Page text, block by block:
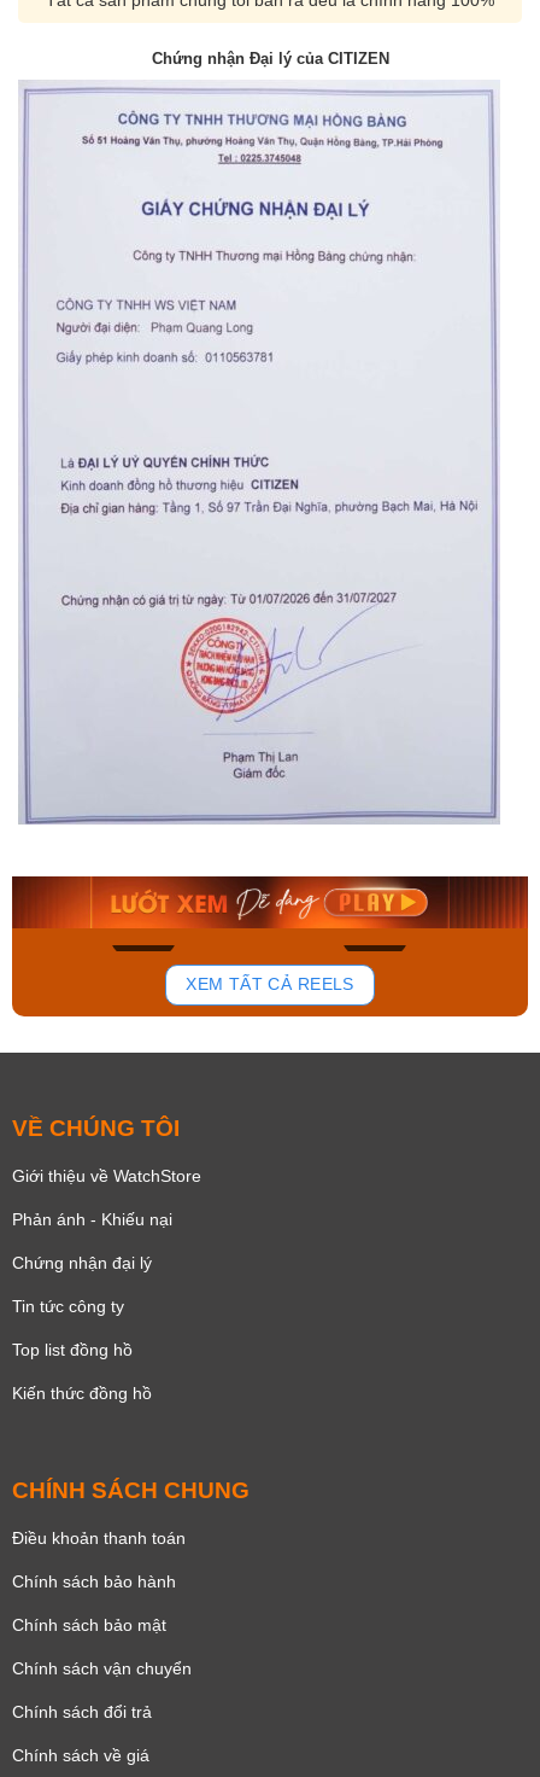
Chứng nhận Đại lý của CITIZEN
143
Orient Nam RA-
Mua ngay
Casio Nam MTS-
Mua ngay
XEM TẤT CẢ REELS
VỀ CHÚNG TÔI
Giới thiệu về WatchStore
Phản ánh - Khiếu nại
Chứng nhận đại lý
Tin tức công ty
Top list đồng hồ
Kiến thức đồng hồ
CHÍNH SÁCH CHUNG
Điều khoản thanh toán
Chính sách bảo hành
Chính sách bảo mật
Chính sách vận chuyển
Chính sách đổi trả
Chính sách về giá